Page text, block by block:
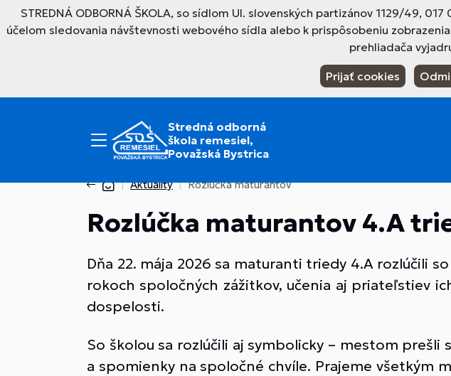
STREDNÁ ODBORNÁ ŠKOLA, so sídlom Ul. slovenských partizánov 1129/49,
účelom sledovania návštevnosti webového sídla alebo k prispôsobeniu
prehliadača
Prijať cookies
Stredná odborná
škola remesiel,
Považská Bystrica
Aktuality Rozlúčka maturantov
Rozlúčka maturantov 4.A
Dňa 22. mája 2026 sa maturanti triedy 4.A rozlúčili
rokoch spoločných zážitkov, učenia aj priateľstiev
dospelosti.
So školou sa rozlúčili aj symbolicky – mestom
a spomienky na spoločné chvíle. Prajeme všetkým